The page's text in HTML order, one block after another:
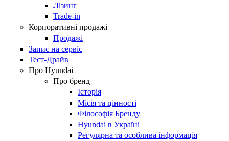
Лізинг
Trade-in
Корпоративні продажі
Продажі
Запис на сервіс
Тест-Драйв
Про Hyundai
Про бренд
Історія
Місія та цінності
Філософія Бренду
Hyundai в Україні
Регулярна та особлива інформація